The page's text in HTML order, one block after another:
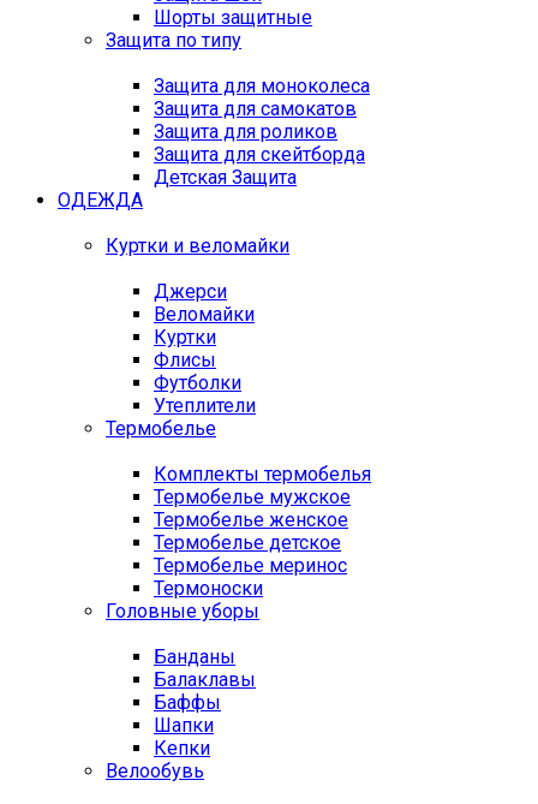
Шорты защитные
Защита по типу
Защита для моноколеса
Защита для самокатов
Защита для роликов
Защита для скейтборда
Детская Защита
ОДЕЖДА
Куртки и веломайки
Джерси
Веломайки
Куртки
Флисы
Футболки
Утеплители
Термобелье
Комплекты термобелья
Термобелье мужское
Термобелье женское
Термобелье детское
Термобелье меринос
Термоноски
Головные уборы
Банданы
Балаклавы
Баффы
Шапки
Кепки
Велообувь